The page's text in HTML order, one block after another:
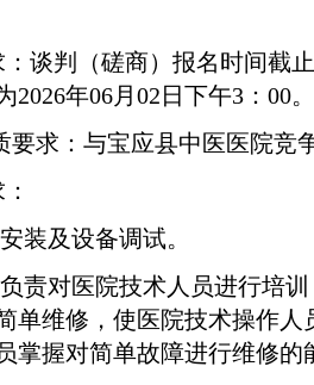
：谈判（磋商）报名时间截
2026年06月 02 日下午3 ： 00。
要求：与宝应县中医医院竞
装及设备调试。
责对医院技术人员进行培
单维修，使医院技术操作
掌握对简单故障进行维修的